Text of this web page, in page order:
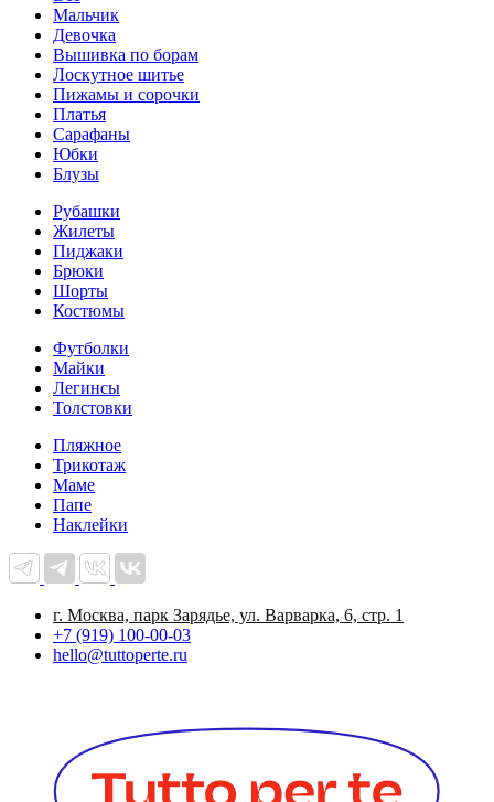
Мальчик
Девочка
Вышивка по борам
Лоскутное шитье
Пижамы и сорочки
Платья
Сарафаны
Юбки
Блузы
Рубашки
Жилеты
Пиджаки
Брюки
Шорты
Костюмы
Футболки
Майки
Легинсы
Толстовки
Пляжное
Трикотаж
Маме
Папе
Наклейки
г. Москва, парк Зарядье, ул. Варварка, 6, стр. 1
+7 (919) 100-00-03
hello@tuttoperte.ru